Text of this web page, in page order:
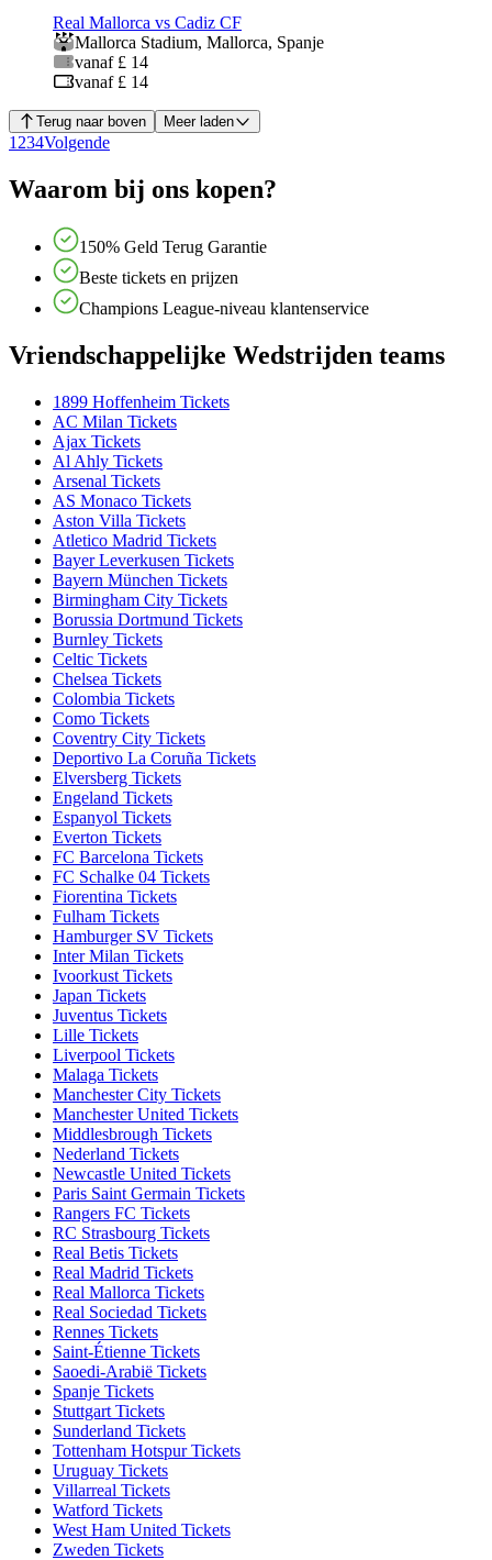
Real Mallorca vs Cadiz CF
Mallorca Stadium, Mallorca, Spanje
vanaf £ 14
vanaf £ 14
Terug naar boven Meer laden
1 234Volgende
Waarom bij ons kopen?
150% Geld Terug Garantie
Beste tickets en prijzen
Champions League-niveau klantenservice
Vriendschappelijke Wedstrijden teams
1899 Hoffenheim Tickets
AC Milan Tickets
Ajax Tickets
Al Ahly Tickets
Arsenal Tickets
AS Monaco Tickets
Aston Villa Tickets
Atletico Madrid Tickets
Bayer Leverkusen Tickets
Bayern München Tickets
Birmingham City Tickets
Borussia Dortmund Tickets
Burnley Tickets
Celtic Tickets
Chelsea Tickets
Colombia Tickets
Como Tickets
Coventry City Tickets
Deportivo La Coruña Tickets
Elversberg Tickets
Engeland Tickets
Espanyol Tickets
Everton Tickets
FC Barcelona Tickets
FC Schalke 04 Tickets
Fiorentina Tickets
Fulham Tickets
Hamburger SV Tickets
Inter Milan Tickets
Ivoorkust Tickets
Japan Tickets
Juventus Tickets
Lille Tickets
Liverpool Tickets
Malaga Tickets
Manchester City Tickets
Manchester United Tickets
Middlesbrough Tickets
Nederland Tickets
Newcastle United Tickets
Paris Saint Germain Tickets
Rangers FC Tickets
RC Strasbourg Tickets
Real Betis Tickets
Real Madrid Tickets
Real Mallorca Tickets
Real Sociedad Tickets
Rennes Tickets
Saint-Étienne Tickets
Saoedi-Arabië Tickets
Spanje Tickets
Stuttgart Tickets
Sunderland Tickets
Tottenham Hotspur Tickets
Uruguay Tickets
Villarreal Tickets
Watford Tickets
West Ham United Tickets
Zweden Tickets